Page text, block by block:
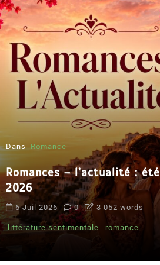
Dans Romance
Romances – l’actualité : été
2026
6 Juil 2026 0 3 052 words
littérature sentimentale romance